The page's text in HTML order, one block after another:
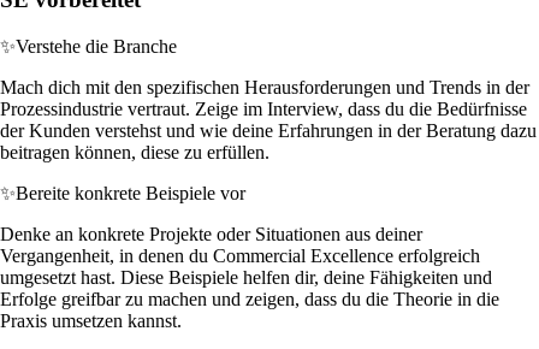
✨Verstehe die Branche
Mach dich mit den spezifischen Herausforderungen und Trends in der
Prozessindustrie vertraut. Zeige im Interview, dass du die Bedürfnisse
der Kunden verstehst und wie deine Erfahrungen in der Beratung dazu
beitragen können, diese zu erfüllen.
✨Bereite konkrete Beispiele vor
Denke an konkrete Projekte oder Situationen aus deiner
Vergangenheit, in denen du Commercial Excellence erfolgreich
umgesetzt hast. Diese Beispiele helfen dir, deine Fähigkeiten und
Erfolge greifbar zu machen und zeigen, dass du die Theorie in die
Praxis umsetzen kannst.